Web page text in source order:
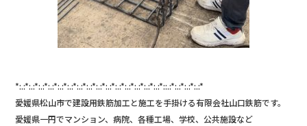
*:.:*:.:*:.:*:.:*:.:*:.:*:.:*:.:*:.:*:.:*:.:*:.:*:.:*:.:*:.:*::.:*:.:*:.:*:.:*
愛媛県松山市で建設用鉄筋加工と施工を手掛ける有限会社山口鉄筋です。
愛媛県一円でマンション、病院、各種工場、学校、公共施設など